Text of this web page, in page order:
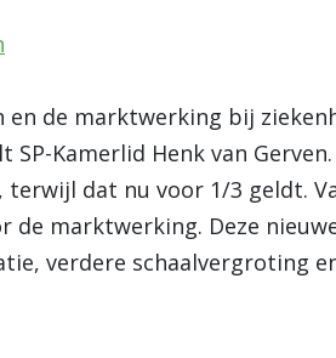
en de marktwerking bij
Kamerlid Henk van Gerven.
terwijl dat nu voor 1/3 geldt.
de marktwerking. Deze
verdere schaalvergroting